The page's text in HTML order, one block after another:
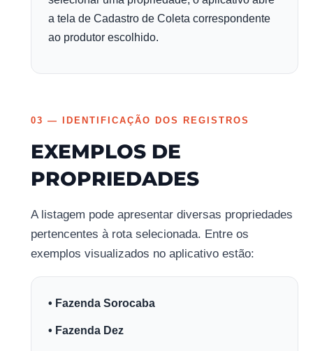
a tela de Cadastro de Coleta correspondente
ao produtor escolhido.
03 — IDENTIFICAÇÃO DOS REGISTROS
EXEMPLOS DE
PROPRIEDADES
A listagem pode apresentar diversas propriedades
pertencentes à rota selecionada. Entre os
exemplos visualizados no aplicativo estão:
• Fazenda Sorocaba
• Fazenda Dez